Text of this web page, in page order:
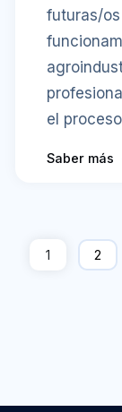
futuras/
el
Saber más
1 2